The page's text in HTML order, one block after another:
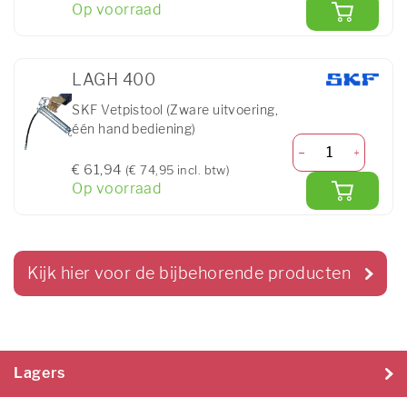
Op voorraad
LAGH 400
SKF Vetpistool (Zware uitvoering,
één hand bediening)
€ 61,94 (€ 74,95 incl. btw)
Op voorraad
Kijk hier voor de bijbehorende producten
Lagers